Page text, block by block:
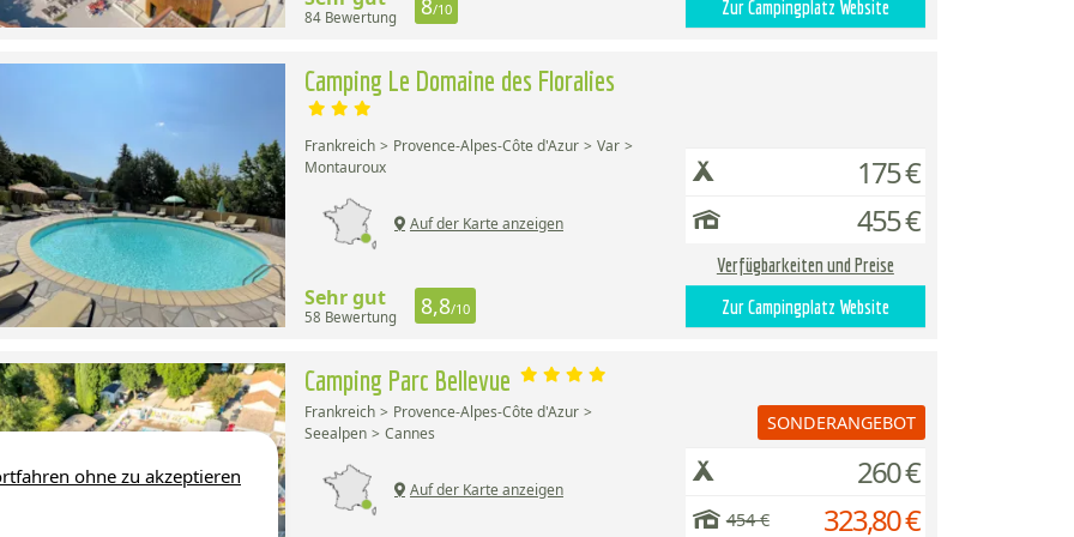
84 Bewertung 8/10 Zur Campingplatz Website
Camping Le Domaine des Floralies
Frankreich Provence-Alpes-Côte d'Azur
Var
Montauroux
Auf der Karte anzeigen
Sehr gut
58 Bewertung 8,8/10
175 €
455 €
Verfügbarkeiten und Preise
Zur Campingplatz Website
Camping Parc Bellevue
Frankreich
Provence-Alpes-Côte d'Azur
Seealpen
Cannes
Auf der Karte anzeigen
SONDERANGEBOT
260 €
454 € 323,80 €
ohne zu akzeptieren